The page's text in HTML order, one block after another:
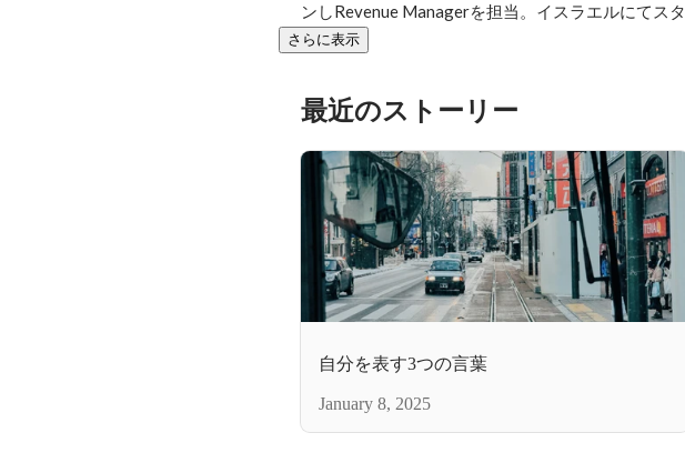
ンしRevenue Managerを担当。イスラエルにてスタ
さらに表示
最近のストーリー
自分を表す3つの言葉
January 8, 2025